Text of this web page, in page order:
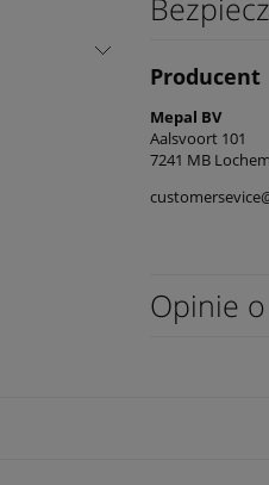
Producent
Mepal BV
Aalsvoort 101
7241 MB
Opinie